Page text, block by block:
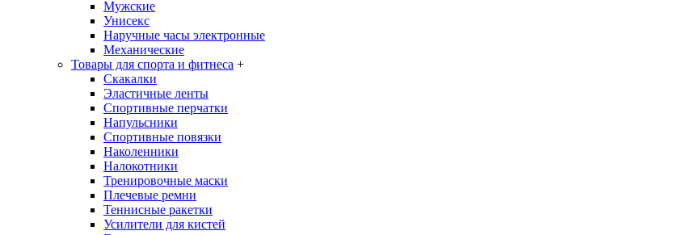
Мужские
Унисекс
Наручные часы электронные
Механические
Товары для спорта и фитнеса +
Скакалки
Эластичные ленты
Спортивные перчатки
Напульсники
Спортивные повязки
Наколенники
Налокотники
Тренировочные маски
Плечевые ремни
Теннисные ракетки
Усилители для кистей